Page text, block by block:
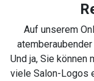
Auf unserem
Und ja, Sie
viele Salon-Logos